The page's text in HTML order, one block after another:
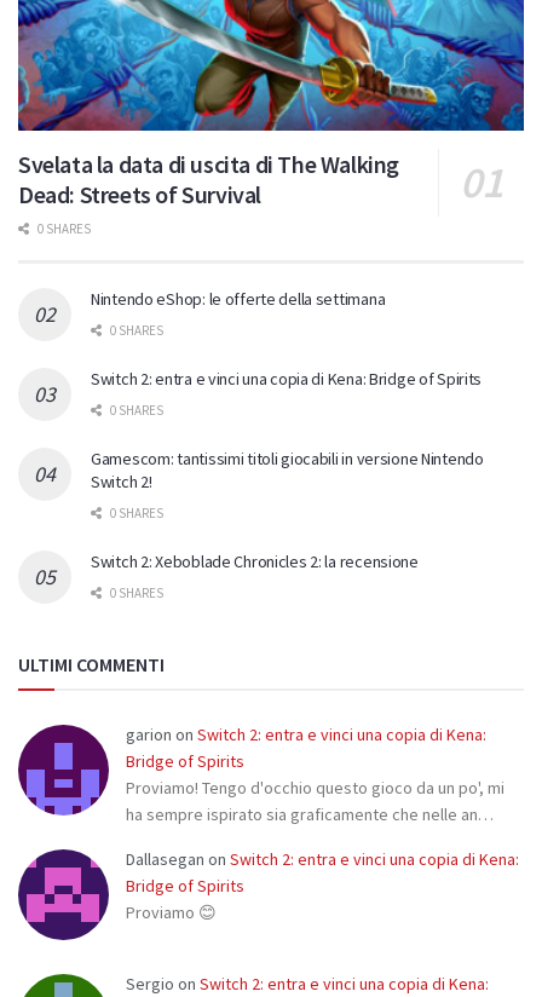
Svelata la data di uscita di The Walking
Dead: Streets of Survival
0 SHARES
Nintendo eShop: le offerte della settimana
0 SHARES
Switch 2: entra e vinci una copia di Kena: Bridge of Spirits
0 SHARES
Gamescom: tantissimi titoli giocabili in versione Nintendo
Switch 2!
0 SHARES
Switch 2: Xeboblade Chronicles 2: la recensione
0 SHARES
ULTIMI COMMENTI
garion on Switch 2: entra e vinci una copia di Kena:
Bridge of Spirits
Proviamo! Tengo d'occhio questo gioco da un po', mi
ha sempre ispirato sia graficamente che nelle an…
Dallasegan on Switch 2: entra e vinci una copia di Kena:
Bridge of Spirits
Proviamo 😊
Sergio on Switch 2: entra e vinci una copia di Kena: